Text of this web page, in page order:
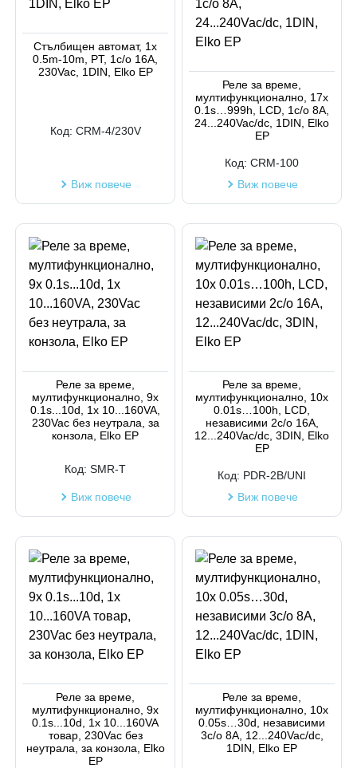
Стълбищен автомат, 1x
0.5m-10m, PT, 1c/o 16A,
230Vac, 1DIN, Elko EP
Код: CRM-4/230V
Виж повече
Реле за време,
мултифункционално, 17x
0.1s…999h, LCD, 1c/o 8A,
24...240Vac/dc, 1DIN, Elko
EP
Код: CRM-100
Виж повече
Реле за време,
мултифункционално, 9x
0.1s...10d, 1x 10...160VA,
230Vac без неутрала, за
конзола, Elko EP
Код: SMR-T
Виж повече
Реле за време,
мултифункционално, 10x
0.01s…100h, LCD,
независими 2c/o 16A,
12...240Vac/dc, 3DIN, Elko
EP
Код: PDR-2B/UNI
Виж повече
Реле за време,
мултифункционално, 9x
0.1s...10d, 1x 10...160VA
товар, 230Vac без
неутрала, за конзола, Elko
EP
Реле за време,
мултифункционално, 10x
0.05s…30d, независими
3c/o 8A, 12...240Vac/dc,
1DIN, Elko EP